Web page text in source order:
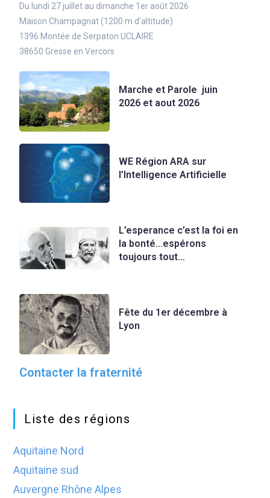
Du lundi 27 juillet au dimanche 1er août 2026
Maison Champagnat (1200 m d’altitude)
1396 Montée de Serpaton UCLAIRE
38650 Gresse en Vercors
Marche et Parole juin
2026 et aout 2026
WE Région ARA sur
l’Intelligence Artificielle
L’esperance c’est la foi en
la bonté…espérons
toujours tout…
Fête du 1er décembre à
Lyon
Contacter la fraternité
Liste des régions
Aquitaine Nord
Aquitaine sud
Auvergne Rhône Alpes